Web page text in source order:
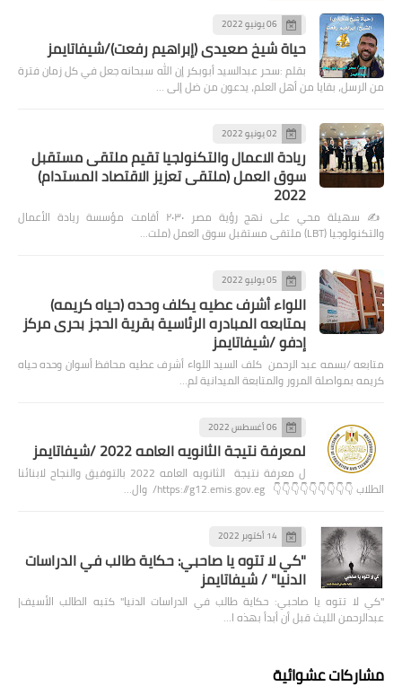
06 يونيو 2022
حياة شيخ صعيدى (إبراهيم رفعت)/شيفاتايمز
بقلم :سحر عبدالسيد أبوبكر إن الله سبحانه جعل في كل زمان فترة
من الرسل، بقايا من أهل العلم، يدعون من ضل إلى …
02 يونيو 2022
ريادة الاعمال والتكنولجيا تقيم ملتقى مستقبل
سوق العمل (ملتقى تعزيز الاقتصاد المستدام)
2022
✍️ سهيلة محي على نهج رؤية مصر ٢٠٣٠ أقامت مؤسسة ريادة الأعمال
والتكنولوجيا (LBT) ملتقى مستقبل سوق العمل (ملت…
05 يوليو 2022
اللواء أشرف عطيه يكلف وحده (حياه كريمه)
بمتابعه المبادره الرئاسية بقرية الحجز بحرى مركز
إدفو /شيفاتايمز
متابعه /بسمه عبد الرحمن كلف السيد اللواء أشرف عطيه محافظ أسوان وحده حياه
كريمه بمواصلة المرور والمتابعة الميدانية لم…
06 أغسطس 2022
لمعرفة نتيجة الثانويه العامه 2022 /شيفاتايمز
ل معرفة نتيجة الثانويه العامه 2022 بالتوفيق والنجاح لابنائنا
الطلاب 👇👇👇👇👇👇👇👇👇 https://g12.emis.gov.eg/ وال…
14 أكتوبر 2022
"كي لا تتوه يا صاحبي: حكاية طالب في الدراسات
الدنيا" / شيفاتايمز
"كي لا تتوه يا صاحبي: حكاية طالب في الدراسات الدنيا" كتبه الطالب الأسيف|
عبدالرحمن الليث قبل أن أبدأ بهذه ا…
مشاركات عشوائية